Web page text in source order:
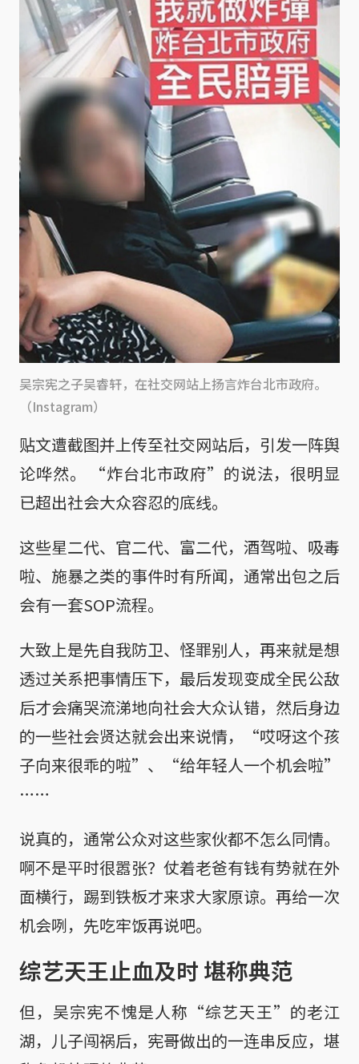
吴宗宪之子吴睿轩，在社交网站上扬言炸台北市政府。
（Instagram）
贴文遭截图并上传至社交网站后，引发一阵舆
论哗然。 “炸台北市政府”的说法，很明显
已超出社会大众容忍的底线。
这些星二代、官二代、富二代，酒驾啦、吸毒
啦、施暴之类的事件时有所闻，通常出包之后
会有一套SOP流程。
大致上是先自我防卫、怪罪别人，再来就是想
透过关系把事情压下，最后发现变成全民公敌
后才会痛哭流涕地向社会大众认错，然后身边
的一些社会贤达就会出来说情，“哎呀这个孩
子向来很乖的啦”、“给年轻人一个机会啦”
……
说真的，通常公众对这些家伙都不怎么同情。
啊不是平时很嚣张？仗着老爸有钱有势就在外
面横行，踢到铁板才来求大家原谅。再给一次
机会咧，先吃牢饭再说吧。
综艺天王止血及时 堪称典范
但，吴宗宪不愧是人称“综艺天王”的老江
湖，儿子闯祸后，宪哥做出的一连串反应，堪